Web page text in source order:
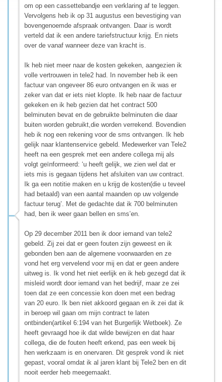
om op een cassettebandje een verklaring af te leggen.
Vervolgens heb ik op 31 augustus een bevestiging van
bovengenoemde afspraak ontvangen. Daar is wordt
verteld dat ik een andere tariefstructuur krijg. En niets
over de vanaf wanneer deze van kracht is.
Ik heb niet meer naar de kosten gekeken, aangezien ik
volle vertrouwen in tele2 had. In november heb ik een
factuur van ongeveer 86 euro ontvangen en ik was er
zeker van dat er iets niet klopte. Ik heb naar de factuur
gekeken en ik heb gezien dat het contract 500
belminuten bevat en de gebruikte belminuten die daar
buiten worden gebruikt,die worden verrekend. Bovendien
heb ik nog een rekening voor de sms ontvangen. Ik heb
gelijk naar klantenservice gebeld. Medewerker van Tele2
heeft na een gesprek met een andere collega mij als
volgt geïnformeerd: ‘u heeft gelijk, we zien wel dat er
iets mis is gegaan tijdens het afsluiten van uw contract.
Ik ga een notitie maken en u krijg de kosten(die u teveel
had betaald) van een aantal maanden op uw volgende
factuur terug’. Met de gedachte dat ik 700 belminuten
had, ben ik weer gaan bellen en sms’en.
Op 29 december 2011 ben ik door iemand van tele2
gebeld. Zij zei dat er geen fouten zijn geweest en ik
gebonden ben aan de algemene voorwaarden en ze
vond het erg vervelend voor mij en dat er geen andere
uitweg is. Ik vond het niet eerlijk en ik heb gezegd dat ik
misleid wordt door iemand van het bedrijf, maar ze zei
toen dat ze een concessie kon doen met een bedrag
van 20 euro. Ik ben niet akkoord gegaan en ik zei dat ik
in beroep wil gaan om mijn contract te laten
ontbinden(artikel 6:194 van het Burgerlijk Wetboek). Ze
heeft gevraagd hoe ik dat wilde bewijzen en dat haar
collega, die de fouten heeft erkend, pas een week bij
hen werkzaam is en onervaren. Dit gesprek vond ik niet
gepast, vooral omdat ik al jaren klant bij Tele2 ben en dit
nooit eerder heb meegemaakt.